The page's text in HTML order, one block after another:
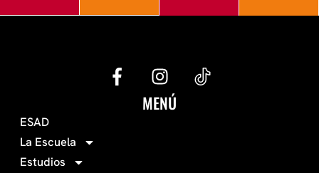
G
e
I
n
s
MENÚ
ESAD
La Escuela
Estudios